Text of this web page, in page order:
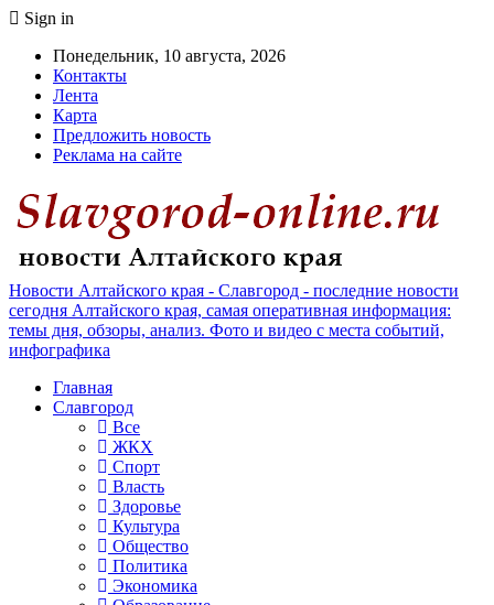
Sign in
Понедельник, 10 августа, 2026
Контакты
Лента
Карта
Предложить новость
Реклама на сайте
Новости Алтайского края - Славгород - последние новости
сегодня Алтайского края, самая оперативная информация:
темы дня, обзоры, анализ. Фото и видео с места событий,
инфографика
Главная
Славгород
Все
ЖКХ
Спорт
Власть
Здоровье
Культура
Общество
Политика
Экономика